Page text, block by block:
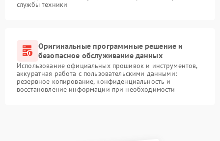
службы техники
Оригинальные программные решение и
безопасное обслуживание данных
Использование официальных прошивок и инструментов,
аккуратная работа с пользовательскими данными:
резервное копирование, конфиденциальность и
восстановление информации при необходимости